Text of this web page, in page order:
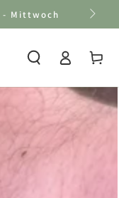
- Mittwoch
Einloggen